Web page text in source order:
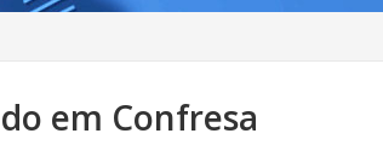
em Confresa